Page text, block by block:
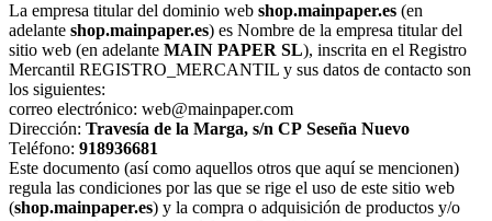
La empresa titular del dominio web shop.mainpaper.es (en
adelante shop.mainpaper.es) es Nombre de la empresa titular del
sitio web (en adelante MAIN PAPER SL), inscrita en el Registro
Mercantil REGISTRO_MERCANTIL y sus datos de contacto son
los siguientes:
correo electrónico: web@mainpaper.com
Dirección: Travesía de la Marga, s/n CP Seseña Nuevo
Teléfono: 918936681
Este documento (así como aquellos otros que aquí se mencionen)
regula las condiciones por las que se rige el uso de este sitio web
(shop.mainpaper.es) y la compra o adquisición de productos y/o